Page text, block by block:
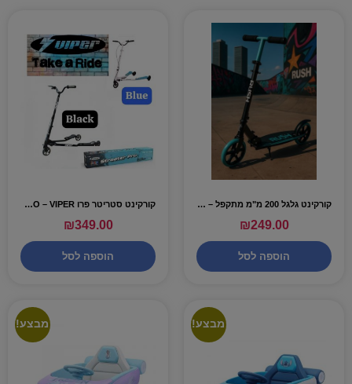
קורקינט גלגל 200 מ"מ מתקפל – RUSH
₪249.00
הוספה לסל
קורקינט סטריטר פרו STREETER PRO – VIPER
₪349.00
הוספה לסל
מבצע! מבצע!